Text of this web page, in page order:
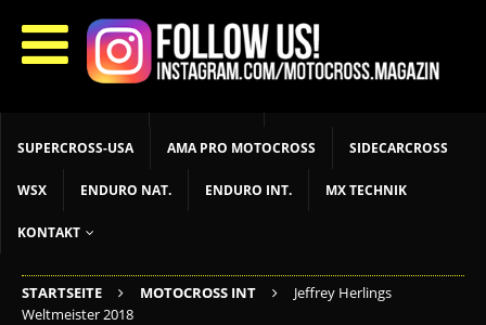
START LIVETIMING MX NEWS MX YOUTH
MX WOMEN MXGP ADAC MX MASTERS MOTOCROSS INT
SUPERCROSS-USA AMA PRO MOTOCROSS SIDECARCROSS
WSX ENDURO NAT. ENDURO INT. MX TECHNIK
KONTAKT
STARTSEITE MOTOCROSS INT
Jeffrey Herlings
Weltmeister 2018